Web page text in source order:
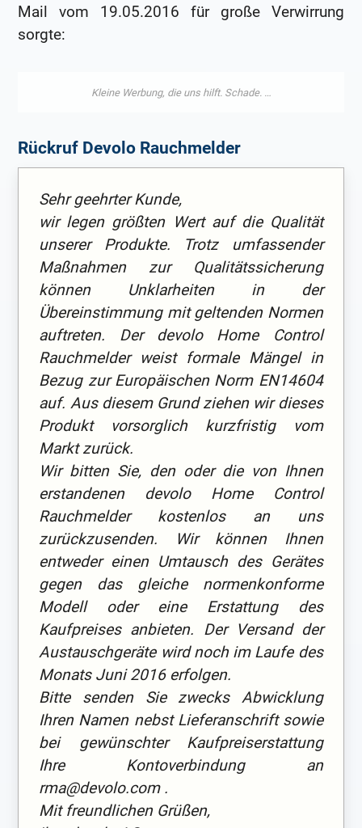
Mail vom 19.05.2016 für große Verwirrung
sorgte:
Rückruf Devolo Rauchmelder
Sehr geehrter Kunde,
wir legen größten Wert auf die Qualität
unserer Produkte. Trotz umfassender
Maßnahmen zur Qualitätssicherung
können Unklarheiten in der
Übereinstimmung mit geltenden Normen
auftreten. Der devolo Home Control
Rauchmelder weist formale Mängel in
Bezug zur Europäischen Norm EN14604
auf. Aus diesem Grund ziehen wir dieses
Produkt vorsorglich kurzfristig vom
Markt zurück.
Wir bitten Sie, den oder die von Ihnen
erstandenen devolo Home Control
Rauchmelder kostenlos an uns
zurückzusenden. Wir können Ihnen
entweder einen Umtausch des Gerätes
gegen das gleiche normenkonforme
Modell oder eine Erstattung des
Kaufpreises anbieten. Der Versand der
Austauschgeräte wird noch im Laufe des
Monats Juni 2016 erfolgen.
Bitte senden Sie zwecks Abwicklung
Ihren Namen nebst Lieferanschrift sowie
bei gewünschter Kaufpreiserstattung
Ihre Kontoverbindung an
rma@devolo.com .
Mit freundlichen Grüßen,